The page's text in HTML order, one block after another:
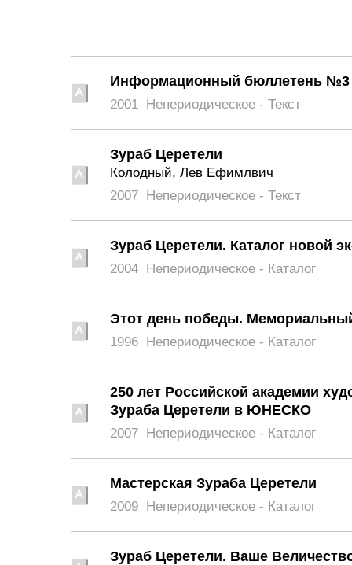
Информационный бюллетень №3
2001 Непериодическое - Текст
Зураб Церетели
Колодный, Лев Ефимлвич
2007 Непериодическое - Текст
Зураб Церетели. Каталог новой
2004 Непериодическое - Каталог
Этот день победы.
1996 Непериодическое - Каталог
250 лет Российской академии
Зураба Церетели в ЮНЕСКО
2007 Непериодическое - Каталог
Мастерская Зураба Церетели
2009 Непериодическое - Каталог
Зураб Церетели. Ваше